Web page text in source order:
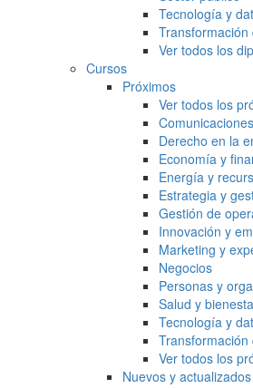
Tecnología y
Transformación
Ver todos los
Cursos
Próximos
Ver todos los
Comunicaciones
Derecho en la
Economía y
Energía y
Estrategia y
Gestión de
Innovación y
Marketing y
Negocios
Personas y
Salud y
Tecnología y
Transformación
Ver todos los
Nuevos y actualizados